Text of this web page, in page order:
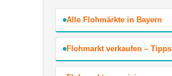
Alle Flohmärkte in Bayern
Flohmarkt verkaufen – Tipps